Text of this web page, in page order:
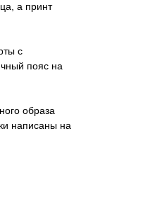
а принт
с
пояс на
образа
написаны на